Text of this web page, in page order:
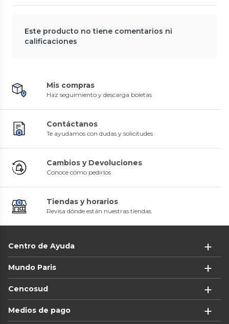
Este producto no tiene comentarios ni
calificaciones
Mis compras
Haz seguimiento y descarga boletas
Contáctanos
Te ayudamos con dudas y solicitudes
Cambios y Devoluciones
Conoce cómo pedirlos
Tiendas y horarios
Revisa dónde están nuestras tiendas
Centro de Ayuda
Mundo Paris
Cencosud
Medios de pago